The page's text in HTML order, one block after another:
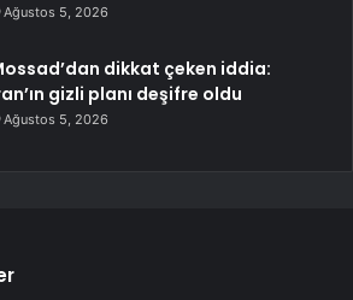
Ağustos 5, 2026
dikkat çeken iddia:
gizli planı deşifre oldu
Ağustos 5, 2026